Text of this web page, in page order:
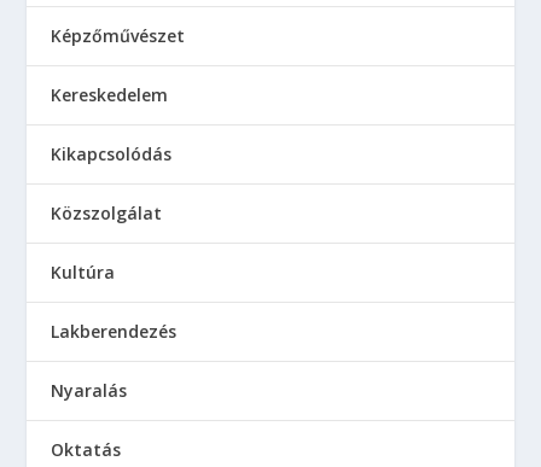
Képzőművészet
Kereskedelem
Kikapcsolódás
Közszolgálat
Kultúra
Lakberendezés
Nyaralás
Oktatás